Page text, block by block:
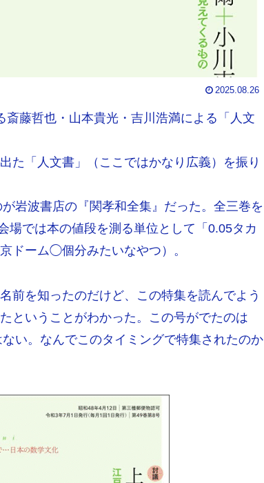
2025.08.26
藤哲也・山本貴光・吉川浩満による「人文
た「人文書」（ここではかなり広義）を振り
岩波書店の『関孝和全集』だった。全三巻を
では本の値段を測る単位として「0.05タカ
ドーム◯個分みたいなやつ）。
前を知ったのだけど、この特集を読んでよう
ということがわかった。この号がでたのは
い。なんでこのタイミングで特集されたのか